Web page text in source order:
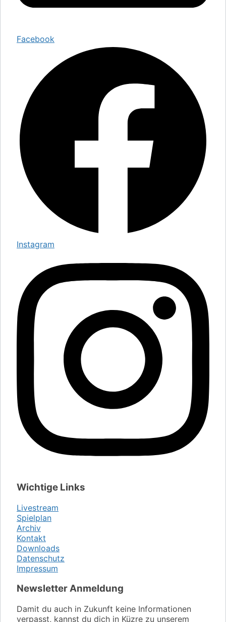
Facebook
Instagram
Wichtige Links
Livestream
Spielplan
Archiv
Kontakt
Downloads
Datenschutz
Impressum
Newsletter Anmeldung
Damit du auch in Zukunft keine Informationen
verpasst, kannst du dich in Küzre zu unserem